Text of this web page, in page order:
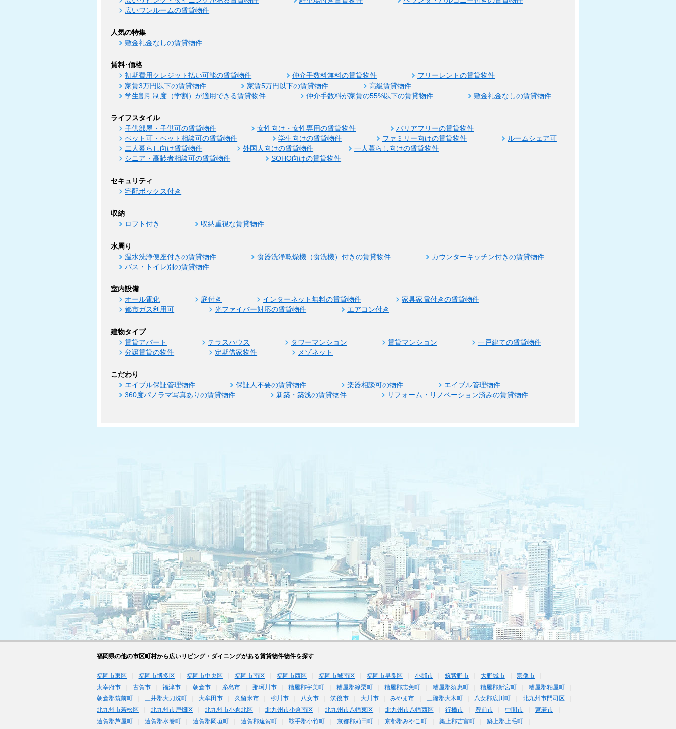
広いワンルームの賃貸物件
人気の特集
敷金礼金なしの賃貸物件
賃料･価格
初期費用クレジット払い可能の賃貸物件 仲介手数料無料の賃貸物件
フリーレントの賃貸物件
家賃3万円以下の賃貸物件
家賃5万円以下の賃貸物件
高級賃貸物件
学生割引制度（学割）が適用できる賃貸物件
仲介手数料が家賃の55%以下の賃貸物件 敷金礼金なしの賃貸物件
ライフスタイル
子供部屋・子供可の賃貸物件 女性向け・女性専用の賃貸物件
バリアフリーの賃貸物件
ペット可・ペット相談可の賃貸物件
学生向けの賃貸物件 ファミリー向けの賃貸物件
ルームシェア可
二人暮らし向け賃貸物件
外国人向けの賃貸物件
一人暮らし向けの賃貸物件
シニア・高齢者相談可の賃貸物件
SOHO向けの賃貸物件
セキュリティ
宅配ボックス付き
収納
ロフト付き 収納重視な賃貸物件
水周り
温水洗浄便座付きの賃貸物件 食器洗浄乾燥機（食洗機）付きの賃貸物件
カウンターキッチン付きの賃貸物件
バス・トイレ別の賃貸物件
室内設備
オール電化 庭付き インターネット無料の賃貸物件
家具家電付きの賃貸物件
都市ガス利用可
光ファイバー対応の賃貸物件 エアコン付き
建物タイプ
賃貸アパート テラスハウス タワーマンション 賃貸マンション
一戸建ての賃貸物件
分譲賃貸の物件
定期借家物件 メゾネット
こだわり
エイブル保証管理物件 保証人不要の賃貸物件 楽器相談可の物件
エイブル管理物件
360度パノラマ写真ありの賃貸物件
新築・築浅の賃貸物件 リフォーム・リノベーション済みの賃貸物件
福岡県の他の市区町村から広いリビング・ダイニングがある賃貸物件物件を探す
福岡市東区 福岡市博多区 福岡市中央区 福岡市南区 福岡市西区 福岡市城南区 福岡市早良区 小郡市 筑紫野市 大野城市
宗像市
太宰府市
古賀市 福津市 朝倉市 糸島市 那珂川市 糟屋郡宇美町 糟屋郡篠栗町 糟屋郡志免町 糟屋郡須惠町 糟屋郡新宮町
糟屋郡粕屋町
朝倉郡筑前町
三井郡大刀洗町 大牟田市 久留米市 柳川市 八女市 筑後市 大川市 みやま市 三潴郡大木町 八女郡広川町
北九州市門司区
北九州市若松区
北九州市戸畑区 北九州市小倉北区 北九州市小倉南区 北九州市八幡東区 北九州市八幡西区 行橋市 豊前市 中間市
宮若市
遠賀郡芦屋町
遠賀郡水巻町 遠賀郡岡垣町 遠賀郡遠賀町 鞍手郡小竹町 京都郡苅田町 京都郡みやこ町 築上郡吉富町
築上郡上毛町